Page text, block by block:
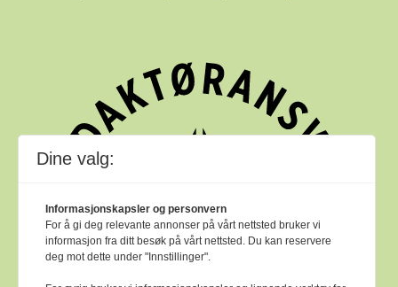
Dine valg:
Informasjonskapsler og personvern
For å gi deg relevante annonser på vårt nettsted bruker vi
informasjon fra ditt besøk på vårt nettsted. Du kan reservere
deg mot dette under "Innstillinger".